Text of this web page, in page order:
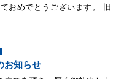
おめでとうございます。 旧
お知らせ